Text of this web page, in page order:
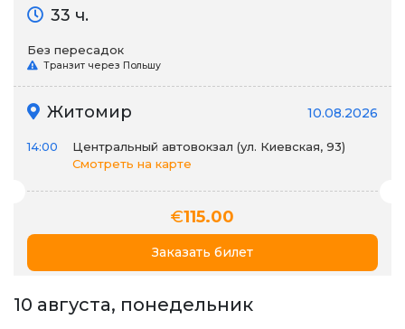
33 ч.
Без пересадок
Транзит через Польшу
Житомир 10.08.2026
14:00
Центральный автовокзал (ул. Киевская, 93)
Смотреть на карте
€115.00
Заказать билет
10 августа, понедельник